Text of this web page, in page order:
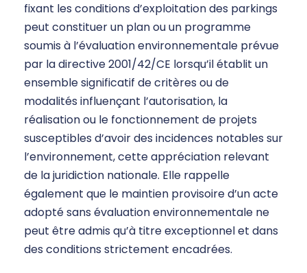
fixant les conditions d’exploitation des parkings
peut constituer un plan ou un programme
soumis à l’évaluation environnementale prévue
par la directive 2001/42/CE lorsqu’il établit un
ensemble significatif de critères ou de
modalités influençant l’autorisation, la
réalisation ou le fonctionnement de projets
susceptibles d’avoir des incidences notables sur
l’environnement, cette appréciation relevant
de la juridiction nationale. Elle rappelle
également que le maintien provisoire d’un acte
adopté sans évaluation environnementale ne
peut être admis qu’à titre exceptionnel et dans
des conditions strictement encadrées.